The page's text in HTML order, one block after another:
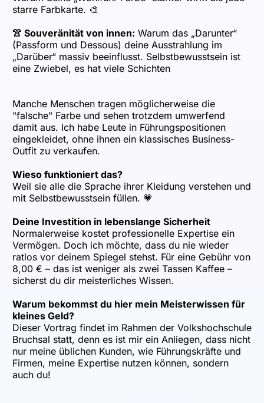
starre Farbkarte. 🎨
👚 Souveränität von innen: Warum das „Darunter“
(Passform und Dessous) deine Ausstrahlung im
„Darüber“ massiv beeinflusst. Selbstbewusstsein ist
eine Zwiebel, es hat viele Schichten
Manche Menschen tragen möglicherweise die
"falsche" Farbe und sehen trotzdem umwerfend
damit aus. Ich habe Leute in Führungspositionen
eingekleidet, ohne ihnen ein klassisches Business-
Outfit zu verkaufen.
Wieso funktioniert das?
Weil sie alle die Sprache ihrer Kleidung verstehen und
mit Selbstbewusstsein füllen. 💗
Deine Investition in lebenslange Sicherheit
Normalerweise kostet professionelle Expertise ein
Vermögen. Doch ich möchte, dass du nie wieder
ratlos vor deinem Spiegel stehst. Für eine Gebühr von
8,00 € – das ist weniger als zwei Tassen Kaffee –
sicherst du dir meisterliches Wissen.
Warum bekommst du hier mein Meisterwissen für
kleines Geld?
Dieser Vortrag findet im Rahmen der Volkshochschule
Bruchsal statt, denn es ist mir ein Anliegen, dass nicht
nur meine üblichen Kunden, wie Führungskräfte und
Firmen, meine Expertise nutzen können, sondern
auch du!